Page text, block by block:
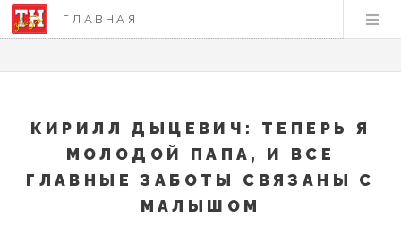
ГЛАВНАЯ
КИРИЛЛ ДЫЦЕВИЧ: ТЕПЕРЬ Я
МОЛОДОЙ ПАПА, И ВСЕ
ГЛАВНЫЕ ЗАБОТЫ СВЯЗАНЫ С
МАЛЫШОМ